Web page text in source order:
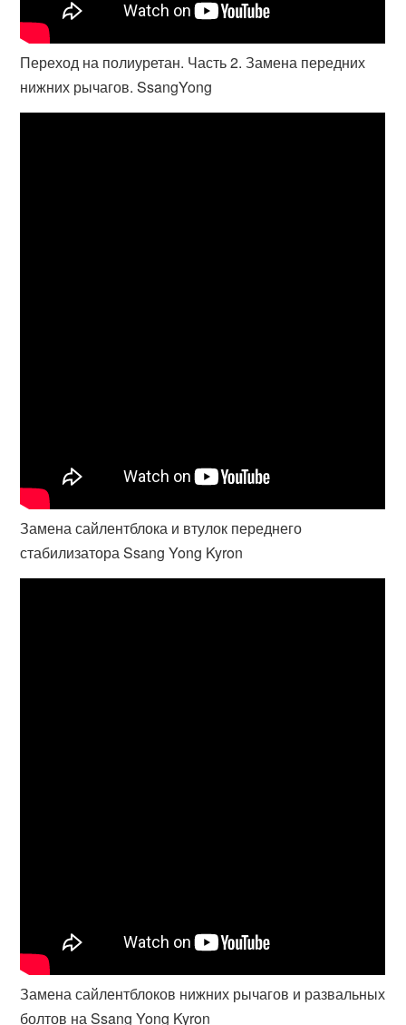
Переход на полиуретан. Часть 2. Замена передних
нижних рычагов. SsangYong
Замена сайлентблока и втулок переднего
стабилизатора Ssang Yong Kyron
Замена сайлентблоков нижних рычагов и развальных
болтов на Ssang Yong Kyron